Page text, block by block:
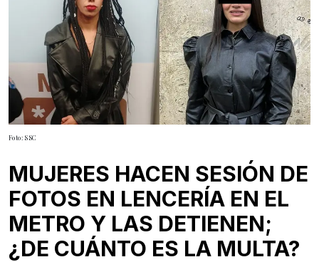
Foto: SSC
MUJERES HACEN SESIÓN DE
FOTOS EN LENCERÍA EN EL
METRO Y LAS DETIENEN;
¿DE CUÁNTO ES LA MULTA?